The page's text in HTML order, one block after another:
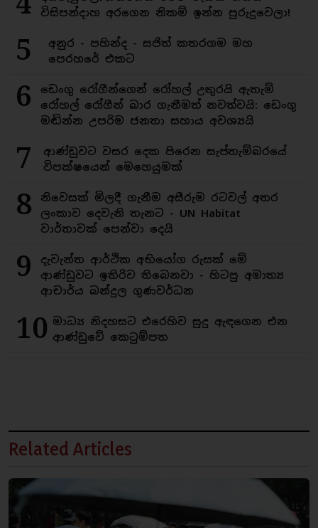
විසිපන්දාහ අරගෙන නිකම් ඉන්න පුරුදුවෙලා!
5
අනුර - පහින්ද - සජිත් කතරගම මහ
පෙරහරේ එකට
6
ඩෙංගු රෝගීන්ගෙන් රෝහල් උතුරයි ඇතැම්
රෝහල් රෝගීන් බාර ගැනීමත් නවත්වයි: ඩෙංගු
මඬින්න උපරිම ජනතා සහාය අවශ්‍යයි
7
ආණ්ඩුවට වසර දෙක පිරෙන සැප්තැම්බරයේ
විපක්ෂයෙන් මෙහෙයුමක්
8
නිවෙසක් මිලදී ගැනීම අසීරුම රටවල් අතර
ලංකාව දෙවැනි තැනට - UN Habitat
වාර්තාවක් පෙන්වා දෙයි
9
දැවැන්ත ආර්ථික අභියෝග රුසක් මේ
ආණ්ඩුවට ඉතිරිව තිබෙනවා - හිටපු අමාත්‍ය
ආචාර්ය බන්දුල ගුණවර්ධන
10 මාධ්‍ය නිදහසට එරෙහිව සුදු ඇඳගෙන එන
ආණ්ඩුවේ කෙටුම්පත
Related Articles